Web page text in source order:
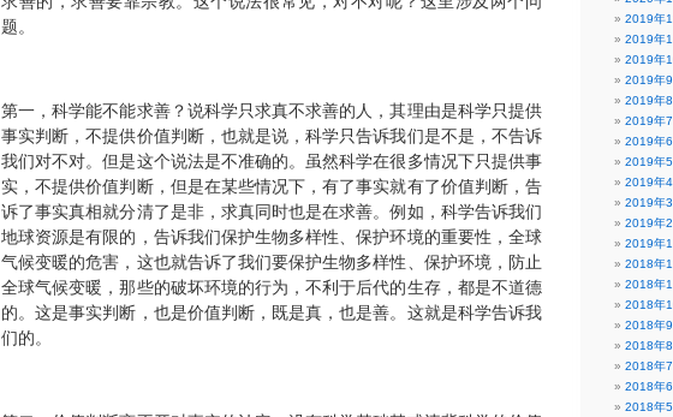
题。
第一，科学能不能求善？说科学只求真不求善的人，其理由是科学只提供
事实判断，不提供价值判断，也就是说，科学只告诉我们是不是，不告诉
我们对不对。但是这个说法是不准确的。虽然科学在很多情况下只提供事
实，不提供价值判断，但是在某些情况下，有了事实就有了价值判断，告
诉了事实真相就分清了是非，求真同时也是在求善。例如，科学告诉我们
地球资源是有限的，告诉我们保护生物多样性、保护环境的重要性，全球
气候变暖的危害，这也就告诉了我们要保护生物多样性、保护环境，防止
全球气候变暖，那些的破坏环境的行为，不利于后代的生存，都是不道德
的。这是事实判断，也是价值判断，既是真，也是善。这就是科学告诉我
们的。
2019年
2019年
2019年
2019年9
2019年8
2019年7
2019年6
2019年5
2019年4
2019年3
2019年2
2019年1
2018年
2018年
2018年
2018年9
2018年8
2018年7
2018年6
2018年5